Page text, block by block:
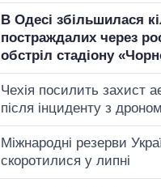
В Одесі збільшилася
постраждалих через
обстріл стадіону
Чехія посилить захист
після інциденту з
Міжнародні резерви
скоротилися у липні